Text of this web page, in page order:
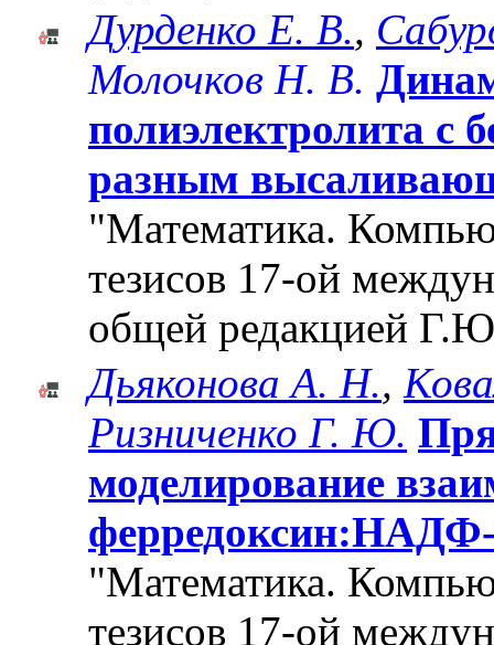
Дурденко Е. В.,
Молочков Н. В.
полиэлектролита с
разным
"Математика.
тезисов 17-ой
общей редакцией
Дьяконова А. Н.,
Ризниченко Г. Ю.
моделирование
ферредоксин:НАДФ-
"Математика.
тезисов 17-ой